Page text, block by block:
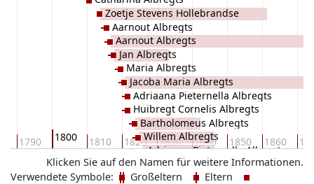
1790 1800 1810 1820 1830 1840 1850 1860
Zoetje Stevens Hollebrandse
Aarnout Albregts
Aarnout Albregts
Jan Albregts
Maria Albregts
Jacoba Maria Albregts
Adriaana Pieternella Albregts
Huibregt Cornelis Albregts
Bartholomeus Albregts
Willem Albregts
Adriaana Pieternella Albregts
Klicken Sie auf den Namen für weitere Informationen.
Verwendete Symbole:
Großeltern
Eltern